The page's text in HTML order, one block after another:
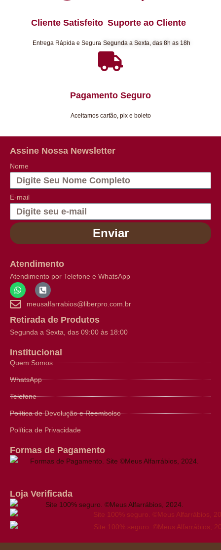
Cliente Satisfeito
Entrega Rápida e Segura
Suporte ao Cliente
Segunda a Sexta, das 8h as 18h
Pagamento Seguro
Aceitamos cartão, pix e boleto
Assine Nossa Newsletter
Nome
E-mail
Enviar
Atendimento
Atendimento por Telefone e WhatsApp
meusalfarrabios@liberpro.com.br
Retirada de Produtos
Segunda a Sexta, das 09:00 às 18:00
Institucional
Quem Somos
WhatsApp
Telefone
Política de Devolução e Reembolso
Política de Privacidade
Formas de Pagamento
Loja Verificada